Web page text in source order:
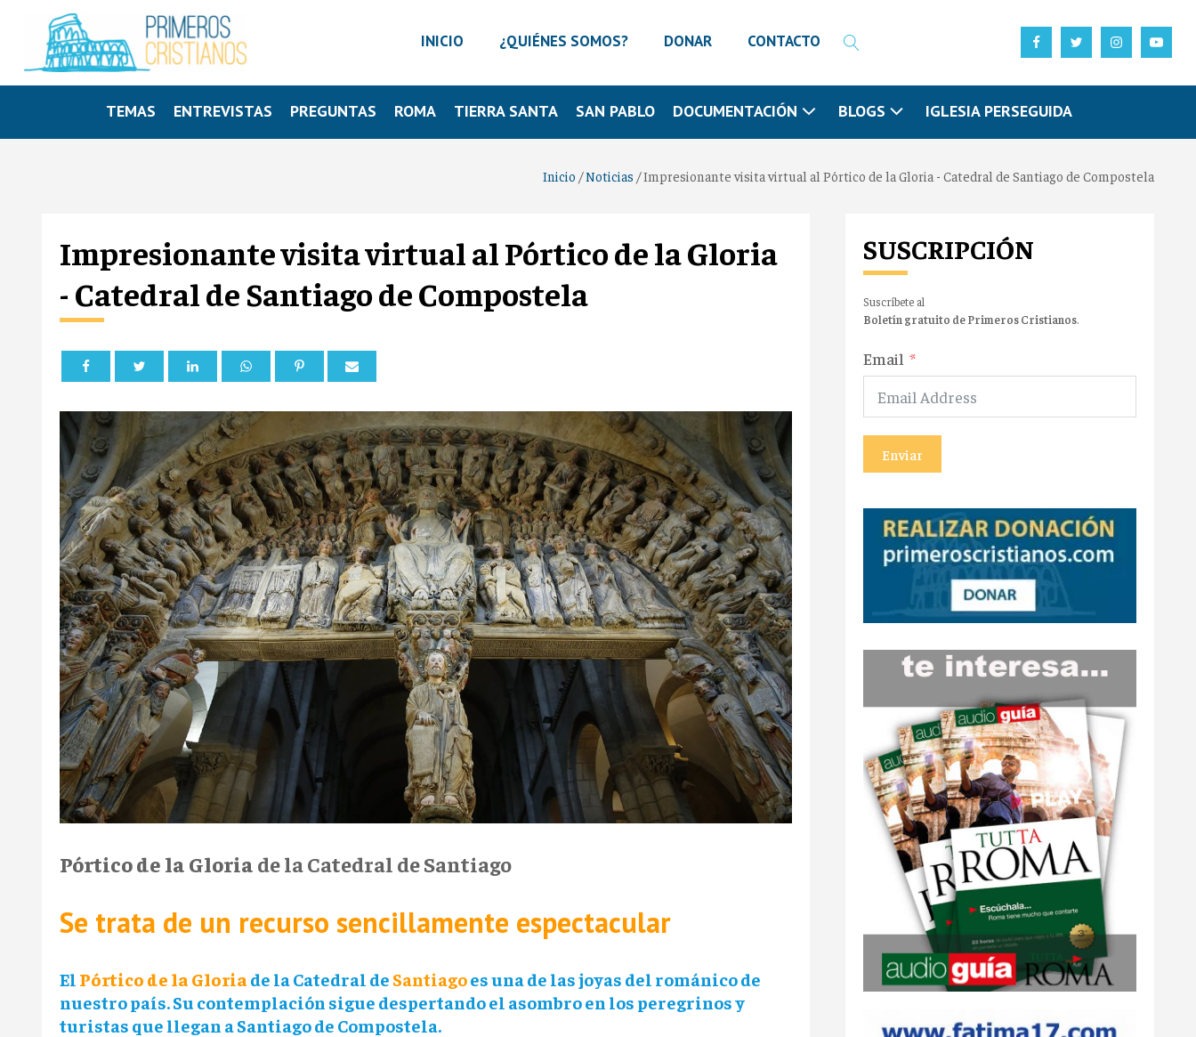
INICIO ¿QUIÉNES SOMOS? DONAR CONTACTO
TEMAS ENTREVISTAS PREGUNTAS ROMA TIERRA SANTA SAN PABLO DOCUMENTACIÓN BLOGS IGLESIA PERSEGUIDA
Inicio /Noticias /Impresionante visita virtual al Pórtico de la Gloria - Catedral de Santiago de Compostela
Impresionante visita virtual al Pórtico de la Gloria
- Catedral de Santiago de Compostela
Pórtico de la Gloria de la Catedral de Santiago
Se trata de un recurso sencillamente espectacular
El Pórtico de la Gloria de la Catedral de Santiagoes una de las joyas del románico de
nuestro país. Su contemplación sigue despertando el asombro en los peregrinos y
turistas que llegan a Santiago de Compostela.
SUSCRIPCIÓN
Suscríbete al
Boletín gratuito de Primeros Cristianos.
Email
Enviar